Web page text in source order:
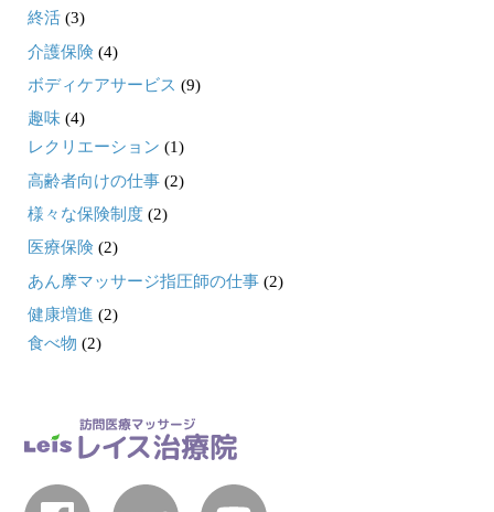
終活 (3)
介護保険 (4)
ボディケアサービス (9)
趣味 (4)
レクリエーション (1)
高齢者向けの仕事 (2)
様々な保険制度 (2)
医療保険 (2)
あん摩マッサージ指圧師の仕事 (2)
健康増進 (2)
食べ物 (2)